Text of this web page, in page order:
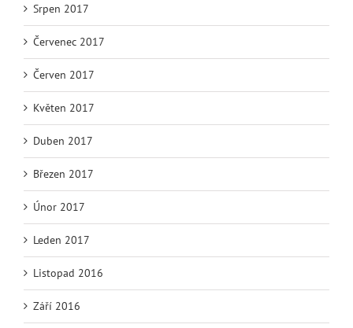
Srpen 2017
Červenec 2017
Červen 2017
Květen 2017
Duben 2017
Březen 2017
Únor 2017
Leden 2017
Listopad 2016
Září 2016